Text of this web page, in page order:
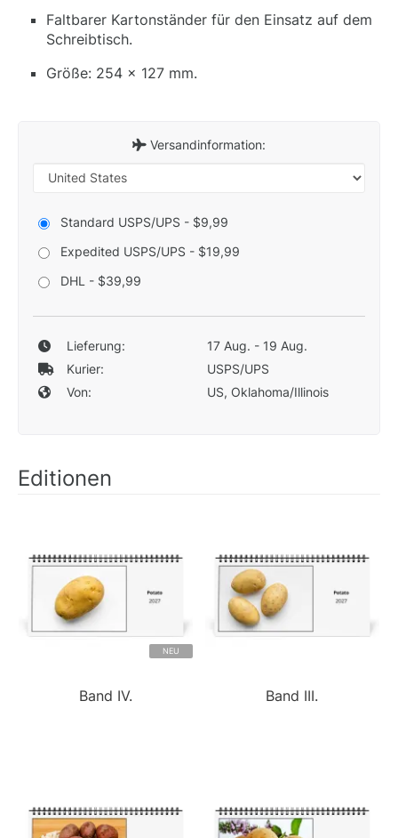
Faltbarer Kartonständer für den Einsatz auf dem
Schreibtisch.
Größe: 254 x 127 mm.
Versandinformation:
Standard USPS/UPS - $9,99
Expedited USPS/UPS - $19,99
DHL - $39,99
Lieferung:
17 Aug. - 19 Aug.
Kurier:
USPS/UPS
Von:
US, Oklahoma/Illinois
Editionen
NEU
Band IV. Band III.